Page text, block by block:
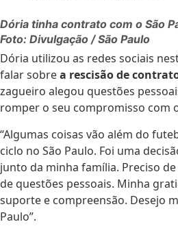
Dória tinha contrato com o São
Foto: Divulgação / São Paulo
Dória utilizou as redes sociais
falar sobrea rescisão de
zagueiro alegou questões
romper o seu compromisso com
“Algumas coisas vão além do
ciclo no São Paulo. Foi uma
junto da minha família. Preciso
de questões pessoais. Minha
suporte e compreensão. Desejo
Paulo”.